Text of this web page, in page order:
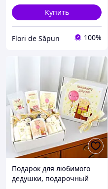
Купить
Flori de Săpun 100%
Подарок для любимого
дедушки, подарочный